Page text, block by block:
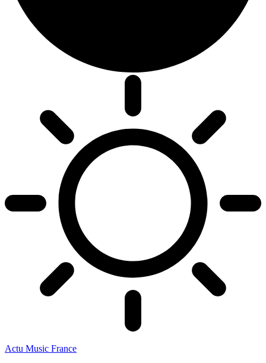
Actu Music France